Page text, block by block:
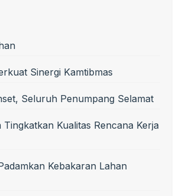
Sinergi Kamtibmas
Seluruh Penumpang Selamat
Kualitas Rencana Kerja
Kebakaran Lahan